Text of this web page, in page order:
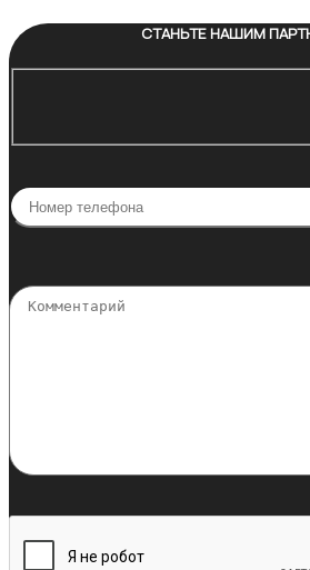
СТАНЬТЕ НАШИМ